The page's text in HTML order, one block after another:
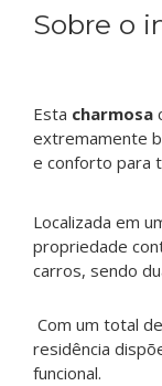
Sobre o
Esta charmosa
extremamente
e conforto para
Localizada em
propriedade
carros, sendo
Com um total
residência
funcional.